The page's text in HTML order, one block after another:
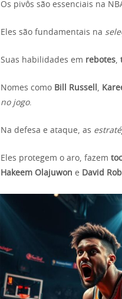
Os pivôs são essenciais na
Eles são fundamentais na
Suas habilidades em rebotes,
Nomes como Bill Russell ,
no jogo.
Na defesa e ataque, as
Eles protegem o aro, fazem
Hakeem Olajuwon e David